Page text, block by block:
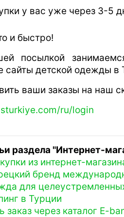
у вас уже через 3-5
и быстро!
посылкой
сайты детской одежды в
ваши заказы на наш
ru/login
раздела "Интернет-
из интернет-
бренд
для
в Турции
заказ через каталог E-